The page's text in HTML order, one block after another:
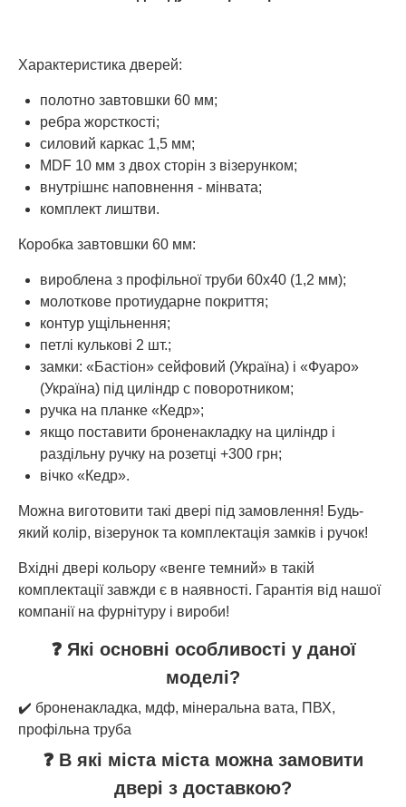
Характеристика дверей:
полотно завтовшки 60 мм;
ребра жорсткості;
силовий каркас 1,5 мм;
MDF 10 мм з двох сторін з візерунком;
внутрішнє наповнення - мінвата;
комплект лиштви.
Коробка завтовшки 60 мм:
вироблена з профільної труби 60х40 (1,2 мм);
молоткове протиударне покриття;
контур ущільнення;
петлі кулькові 2 шт.;
замки: «Бастіон» сейфовий (Україна) і «Фуаро»
(Україна) під циліндр с поворотником;
ручка на планке «Кедр»;
якщо поставити броненакладку на циліндр і
раздільну ручку на розетці +300 грн;
вічко «Кедр».
Можна виготовити такі двері під замовлення! Будь-
який колір, візерунок та комплектація замків і ручок!
Вхідні двері кольору «венге темний» в такій
комплектації завжди є в наявності. Гарантія від нашої
компанії на фурнітуру і вироби!
❓ Які основні особливості у даної
моделі?
✔️ броненакладка, мдф, мінеральна вата, ПВХ,
профільна труба
❓ В які міста міста можна замовити
двері з доставкою?